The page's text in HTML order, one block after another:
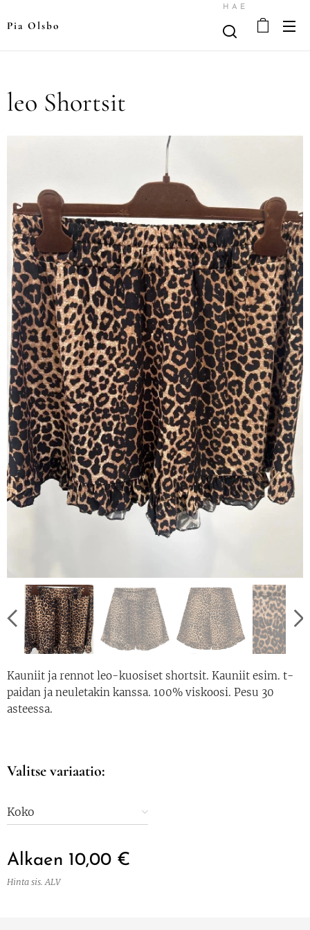
Pia Olsbo
HAE
leo Shortsit
Kauniit ja rennot leo-kuosiset shortsit. Kauniit esim. t-
paidan ja neuletakin kanssa. 100% viskoosi. Pesu 30
asteessa.
Valitse variaatio:
Koko
Alkaen 10,00 €
Hinta sis. ALV